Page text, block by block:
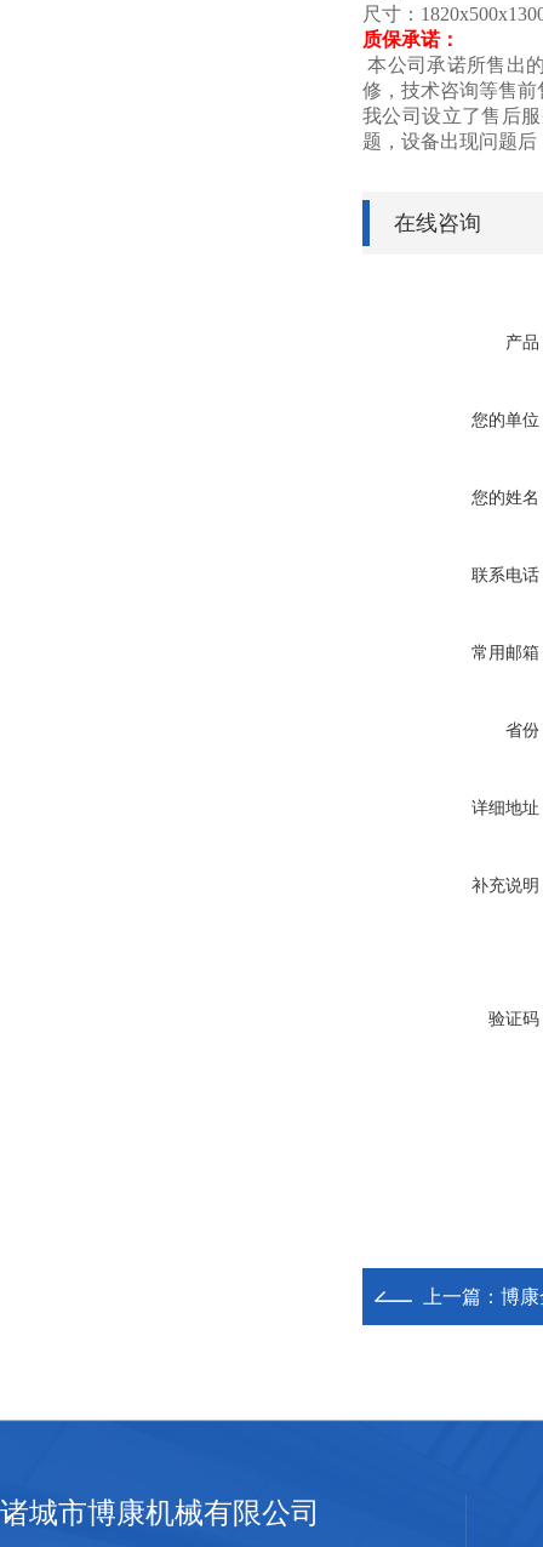
尺寸：
质保承诺：
本公司承诺所售出
修，技术咨询等售
我公司设立了售后
题，设备出现问题
在线咨询
产品
您的单位
您的姓名
联系电话
常用邮箱
省份
详细地址
补充说明
验证码
上一篇： 博
诸城市博康机械有限公司